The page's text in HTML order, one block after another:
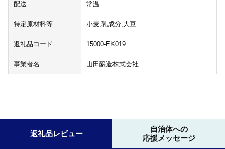
配送 常温
特定原材料等 小麦,乳成分,大豆
返礼品コード 15000-EK019
事業者名 山田醸造株式会社
返礼品レビュー
自治体への
応援メッセージ